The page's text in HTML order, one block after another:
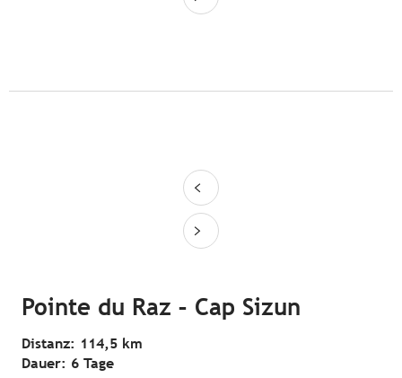
Pointe du Raz – Cap Sizun
Distanz: 114,5 km
Dauer: 6 Tage